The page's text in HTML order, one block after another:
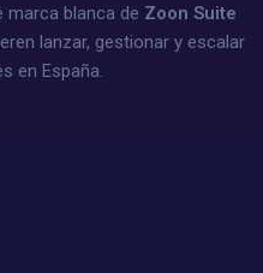
marca blanca de Zoon Suite
lanzar, gestionar y escalar
en España.